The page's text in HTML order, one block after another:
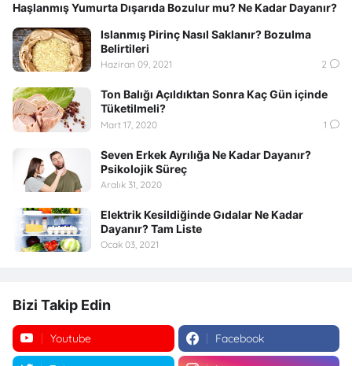
Haşlanmış Yumurta Dışarıda Bozulur mu? Ne Kadar Dayanır?
Islanmış Pirinç Nasıl Saklanır? Bozulma
Belirtileri
Haziran 09, 2021 2
Ton Balığı Açıldıktan Sonra Kaç Gün içinde
Tüketilmeli?
Mart 17, 2020 1
Seven Erkek Ayrılığa Ne Kadar Dayanır?
Psikolojik Süreç
Aralık 31, 2020
Elektrik Kesildiğinde Gıdalar Ne Kadar
Dayanır? Tam Liste
Ocak 03, 2021
Bizi Takip Edin
Youtube Facebook